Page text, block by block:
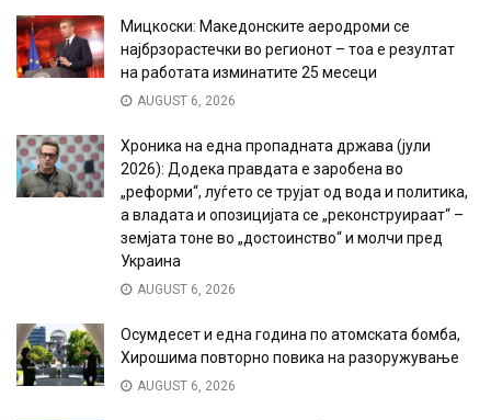
Мицкоски: Македонските аеродроми се
најбрзорастечки во регионот – тоа е резултат
на работата изминатите 25 месеци
AUGUST 6, 2026
Хроника на една пропадната држава (јули
2026): Додека правдата е заробена во
„реформи“, луѓето се трујат од вода и политика,
а владата и опозицијата се „реконструираат“ –
земјата тоне во „достоинство“ и молчи пред
Украина
AUGUST 6, 2026
Осумдесет и една година по атомската бомба,
Хирошима повторно повика на разоружување
AUGUST 6, 2026